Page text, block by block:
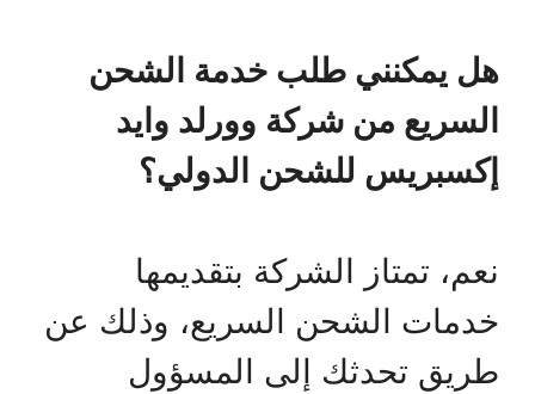
هل يمكنني طلب خدمة الشحن
السريع من شركة وورلد وايد
إكسبريس للشحن الدولي؟
نعم، تمتاز الشركة بتقديمها
خدمات الشحن السريع، وذلك عن
طريق تحدثك إلى المسؤول